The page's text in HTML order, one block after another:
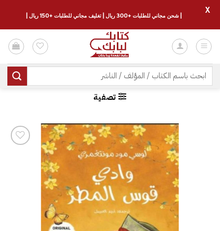
للمحتوى
البحث
عن:
تصفية
| شحن مجاني للطلبات +300 ريال | تغليف مجاني للطلبات +150 ريال |
X